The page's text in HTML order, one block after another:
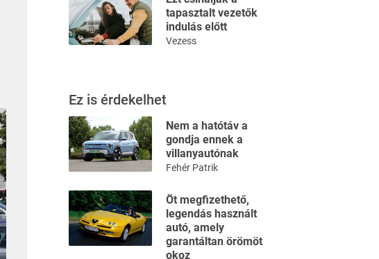
tapasztalt vezetők
indulás előtt
Vezess
Ez is érdekelhet
Nem a hatótáv a
gondja ennek a
villanyautónak
Fehér Patrik
Öt megfizethető,
legendás használt
autó, amely
garantáltan örömöt
okoz